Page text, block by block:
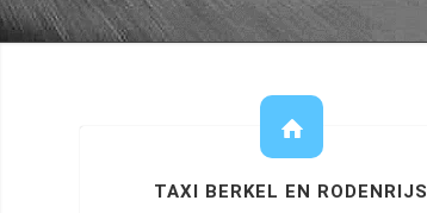
TAXI BERKEL EN RODENRIJS